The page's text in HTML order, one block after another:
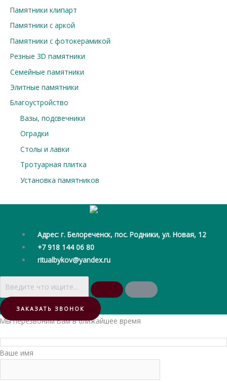
Памятники клипарт
Памятники с аркой
Памятники с фотокерамикой
Резные 3D памятники
Семейные памятники
Элитные памятники
Благоустройство
Вазы, подсвечники
Оградки
Столы и лавки
Тротуарная плитка
Установка памятников
Адрес: г. Белореченск, пос. Родники, ул. Новая, 12
+7 918 144 06 80
ritualbykov@yandex.ru
ЗАКАЗАТЬ ЗВОНОК
Мы перезвоним Вам в ближайшее время
Ваше имя